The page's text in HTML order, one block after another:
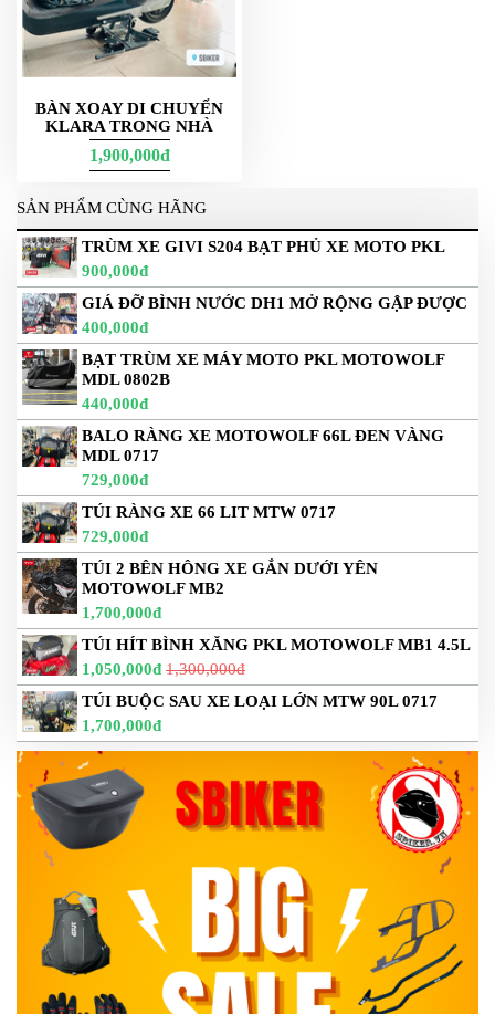
KẸP
ĐIỆN
THOẠI
MÁY
PHƯỢT
ĐỒ
CHƠI
MOTO
PHỤ
KIỆN
MBIKER
HCM
SẢN
PHẨM
MỚI
BLOG
PHƯỢT
LIÊN
HỆ
HƯỚNG
DẪN
MUA
HÀNG
BÀN XOAY DI CHUYỂN
KLARA TRONG NHÀ
1,900,000đ
SẢN PHẨM CÙNG HÃNG
TRÙM XE GIVI S204 BẠT PHỦ XE MOTO PKL
900,000đ
GIÁ ĐỠ BÌNH NƯỚC DH1 MỞ RỘNG GẬP ĐƯỢC
400,000đ
BẠT TRÙM XE MÁY MOTO PKL MOTOWOLF
MDL 0802B
440,000đ
BALO RÀNG XE MOTOWOLF 66L ĐEN VÀNG
MDL 0717
729,000đ
TÚI RÀNG XE 66 LIT MTW 0717
729,000đ
TÚI 2 BÊN HÔNG XE GẮN DƯỚI YÊN
MOTOWOLF MB2
1,700,000đ
TÚI HÍT BÌNH XĂNG PKL MOTOWOLF MB1 4.5L
1,050,000đ 1,300,000đ
TÚI BUỘC SAU XE LOẠI LỚN MTW 90L 0717
1,700,000đ